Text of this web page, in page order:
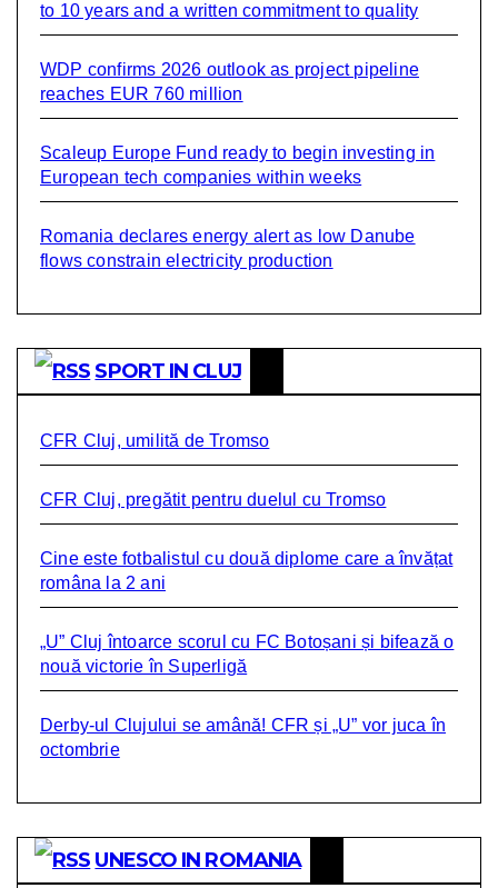
to 10 years and a written commitment to quality
WDP confirms 2026 outlook as project pipeline
reaches EUR 760 million
Scaleup Europe Fund ready to begin investing in
European tech companies within weeks
Romania declares energy alert as low Danube
flows constrain electricity production
SPORT IN CLUJ
CFR Cluj, umilită de Tromso
CFR Cluj, pregătit pentru duelul cu Tromso
Cine este fotbalistul cu două diplome care a învățat
româna la 2 ani
„U” Cluj întoarce scorul cu FC Botoșani și bifează o
nouă victorie în Superligă
Derby-ul Clujului se amână! CFR și „U” vor juca în
octombrie
UNESCO IN ROMANIA